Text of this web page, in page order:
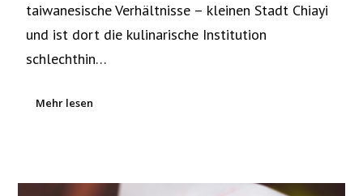
taiwanesische Verhältnisse – kleinen Stadt Chiayi
und ist dort die kulinarische Institution
schlechthin…
Mehr lesen